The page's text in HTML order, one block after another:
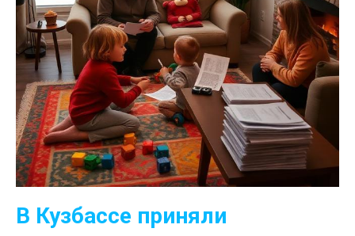
В Кузбассе приняли